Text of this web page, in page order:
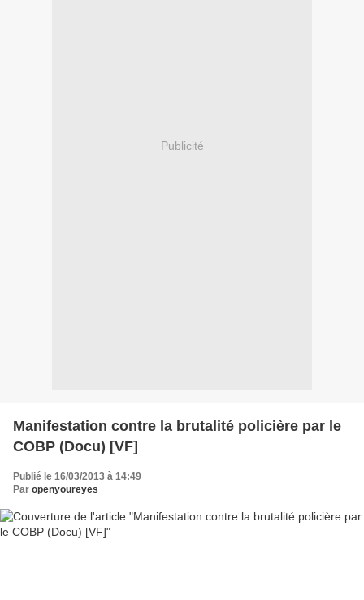
Publicité
Manifestation contre la brutalité policière par le
COBP (Docu) [VF]
Publié le 16/03/2013 à 14:49
Par openyoureyes